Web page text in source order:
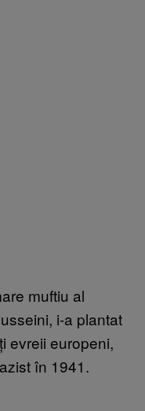
muftiu al
i-a plantat
evreii europeni,
în 1941.